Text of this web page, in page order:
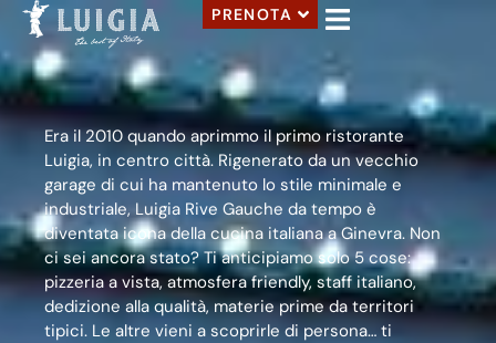
PRENOTA
Era il 2010 quando aprimmo il primo ristorante
Luigia, in centro città. Rigenerato da un vecchio
garage di cui ha mantenuto lo stile minimale e
industriale, Luigia Rive Gauche da tempo è
diventata icona della cucina italiana a Ginevra. Non
ci sei ancora stato? Ti anticipiamo solo 5 cose:
pizzeria a vista, atmosfera friendly, staff italiano,
dedizione alla qualità, materie prime da territori
tipici. Le altre vieni a scoprirle di persona… ti